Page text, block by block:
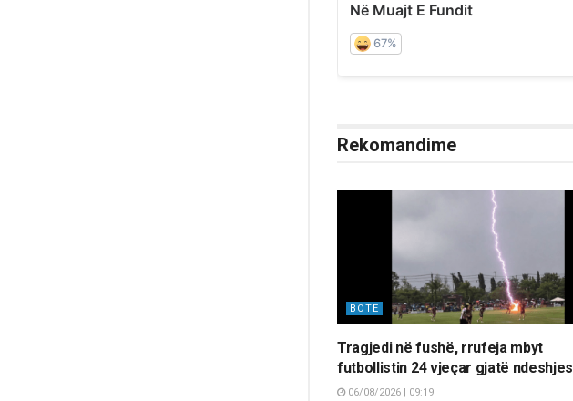
Rekomandime
BOTË
Tragjedi në fushë, rrufeja mbyt
futbollistin 24 vjeçar gjatë ndeshjes
06/08/2026 | 09:19